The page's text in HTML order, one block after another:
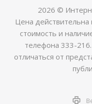
2026 ©
Цена действительна
стоимость и
телефона 333-
отличаться от